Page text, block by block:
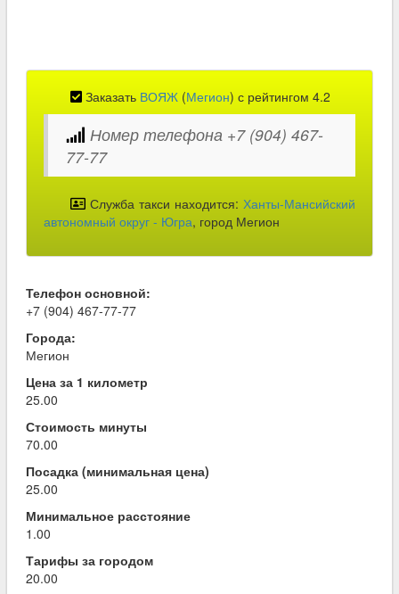
Заказать ВОЯЖ (Мегион) с рейтингом 4.2
Номер телефона +7 (904) 467-
77-77
Служба такси находится: Ханты-Мансийский
автономный округ - Югра, город Мегион
Телефон основной:
+7 (904) 467-77-77
Города:
Мегион
Цена за 1 километр
25.00
Стоимость минуты
70.00
Посадка (минимальная цена)
25.00
Минимальное расстояние
1.00
Тарифы за городом
20.00